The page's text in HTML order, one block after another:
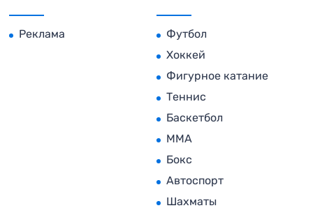
Реклама
Футбол
Хоккей
Фигурное катание
Теннис
Баскетбол
MMA
Бокс
Автоспорт
Шахматы